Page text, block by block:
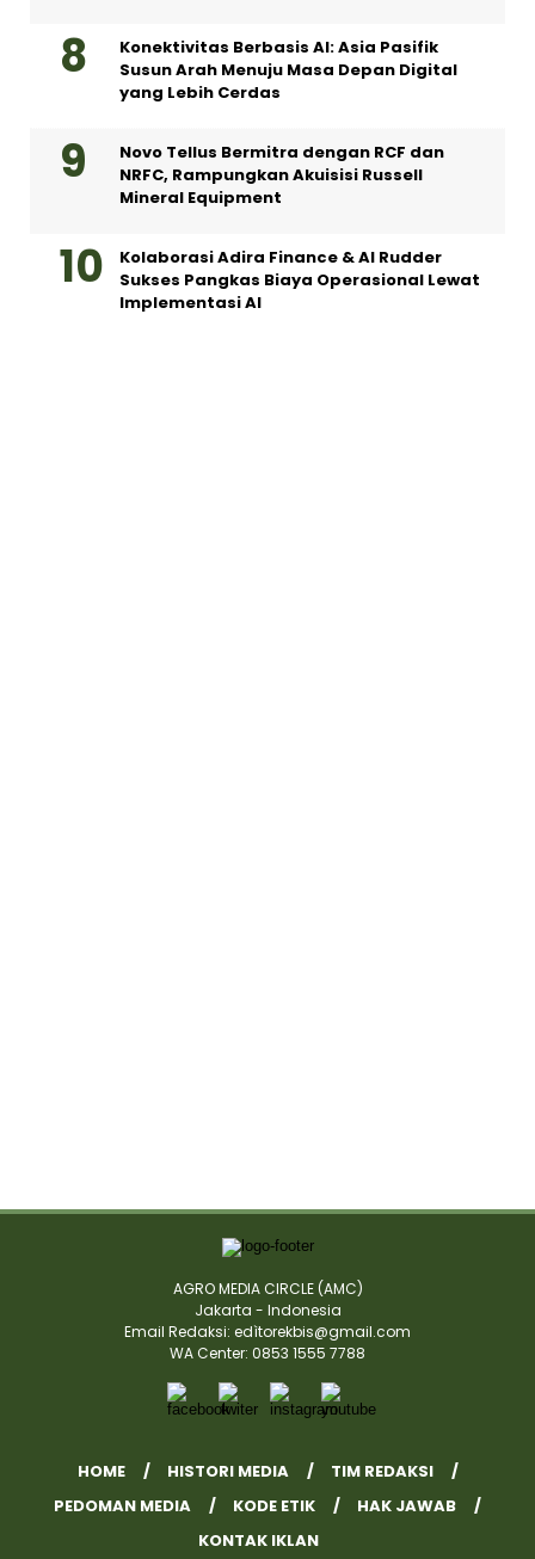
Konektivitas Berbasis AI: Asia Pasifik
Susun Arah Menuju Masa Depan Digital
yang Lebih Cerdas
Novo Tellus Bermitra dengan RCF dan
NRFC, Rampungkan Akuisisi Russell
Mineral Equipment
Kolaborasi Adira Finance & AI Rudder
Sukses Pangkas Biaya Operasional Lewat
Implementasi AI
AGRO MEDIA CIRCLE (AMC)
Jakarta - Indonesia
Email Redaksi: edìtorekbis@gmail.com
WA Center: 0853 1555 7788
HOME HISTORI MEDIA
TIM REDAKSI
PEDOMAN MEDIA
KODE ETIK
HAK JAWAB
KONTAK IKLAN